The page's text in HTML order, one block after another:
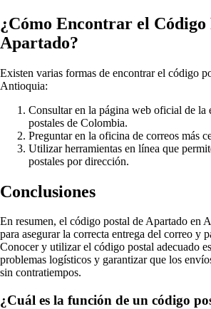
¿Cómo Encontrar el Código
Apartado?
Existen varias formas de encontrar el código
Antioquia:
Consultar en la página web oficial de la
postales de Colombia.
Preguntar en la oficina de correos más
Utilizar herramientas en línea que
postales por dirección.
Conclusiones
En resumen, el código postal de Apartado en
para asegurar la correcta entrega del correo y
Conocer y utilizar el código postal adecuado
problemas logísticos y garantizar que los
sin contratiempos.
¿Cuál es la función de un código